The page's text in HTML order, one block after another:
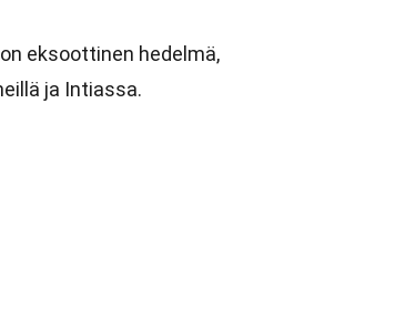
eksoottinen hedelmä,
ja Intiassa.